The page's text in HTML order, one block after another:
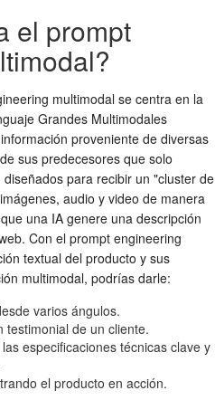
el prompt
multimodal se centra en la
Grandes Multimodales
proveniente de diversas
sus predecesores que solo
para recibir un "cluster de
audio y video de manera
una IA genere una descripción
Con el prompt engineering
textual del producto y sus
multimodal, podrías darle:
varios ángulos.
testimonial de un cliente.
especificaciones técnicas clave y
el producto en acción.